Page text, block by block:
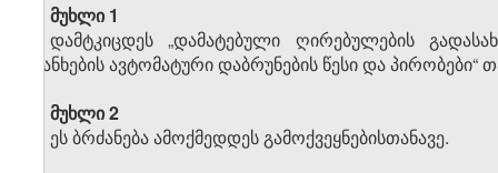
მუხლი 1
დამტკიცდეს „დამატებული ღირებულების
თანხების ავტომატური დაბრუნების წესი და
მუხლი 2
ეს ბრძანება ამოქმედდეს გამოქვეყნებისთანავე.